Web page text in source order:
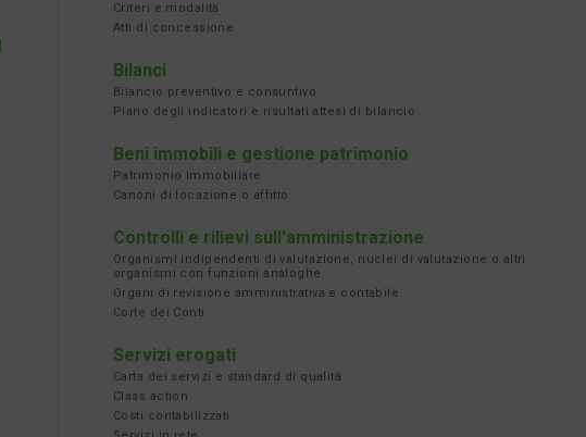
Criteri e modalità
Atti di concessione
Bilanci
Bilancio preventivo e consuntivo
Piano degli indicatori e risultati attesi di bilancio
Beni immobili e gestione patrimonio
Patrimonio immobiliare
Canoni di locazione o affitto
Controlli e rilievi sull'amministrazione
Organismi indipendenti di valutazione, nuclei di valutazione o altri
organismi con funzioni analoghe
Organi di revisione amministrativa e contabile
Corte dei Conti
Servizi erogati
Carta dei servizi e standard di qualità
Class action
Costi contabilizzati